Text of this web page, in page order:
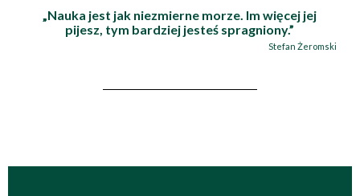
„Nauka jest jak niezmierne morze. Im więcej jej
pijesz, tym bardziej jesteś spragniony.”
Stefan Żeromski